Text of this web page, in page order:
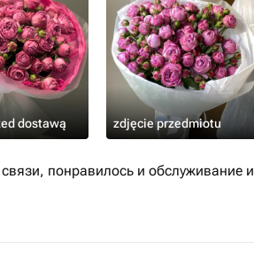
dostawą zdjęcie przedmiotu
понравилось и обслуживание и